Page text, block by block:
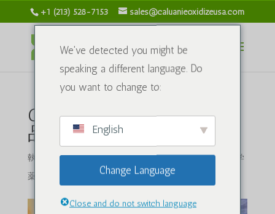
+1 (213) 528-7153 sales@caluanieoxidizeusa.com
Caluanie Muelear Oxidizeの
品質試験方法
執筆者 caluanieoxidizeusa.com|2024 年 4 月 4 日
化学
薬品
コメント0件
We've detected you might be
speaking a different language. Do
you want to change to:
English
Change Language
Close and do not switch language